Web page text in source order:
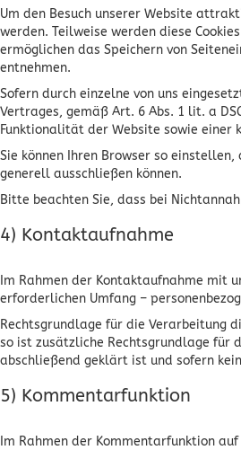
Um den Besuch unserer Website
werden. Teilweise werden diese
ermöglichen das Speichern von
entnehmen.
Sofern durch einzelne von uns
Vertrages, gemäß Art. 6 Abs. 1 lit. a
Funktionalität der Website sowie einer
Sie können Ihren Browser so
generell ausschließen können.
Bitte beachten Sie, dass bei
4) Kontaktaufnahme
Im Rahmen der Kontaktaufnahme mit
erforderlichen Umfang –
Rechtsgrundlage für die Verarbeitung
so ist zusätzliche Rechtsgrundlage für
abschließend geklärt ist und sofern
5) Kommentarfunktion
Im Rahmen der Kommentarfunktion